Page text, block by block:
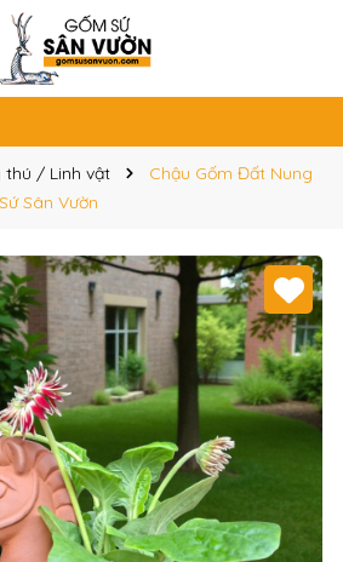
thú / Linh vật
Chậu Gốm Đất Nung
Sân Vườn